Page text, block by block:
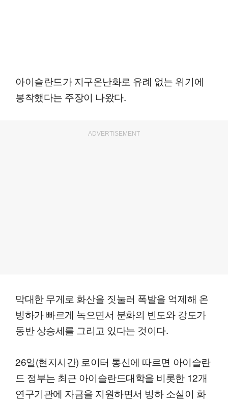
아이슬란드가 지구온난화로 유례 없는 위기에
봉착했다는 주장이 나왔다.
ADVERTISEMENT
막대한 무게로 화산을 짓눌러 폭발을 억제해 온
빙하가 빠르게 녹으면서 분화의 빈도와 강도가
동반 상승세를 그리고 있다는 것이다.
26일(현지시간) 로이터 통신에 따르면 아이슬란
드 정부는 최근 아이슬란드대학을 비롯한 12개
연구기관에 자금을 지원하면서 빙하 소실이 화